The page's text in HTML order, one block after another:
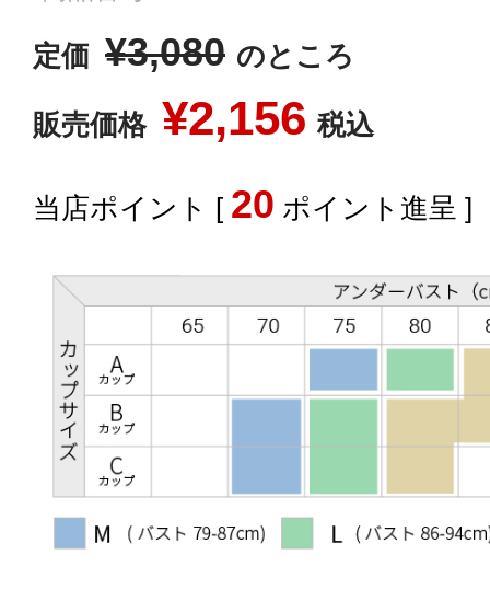
定価 ¥3,080 のところ
販売価格 ¥2,156 税込
[ 20 ポイント進呈 ]